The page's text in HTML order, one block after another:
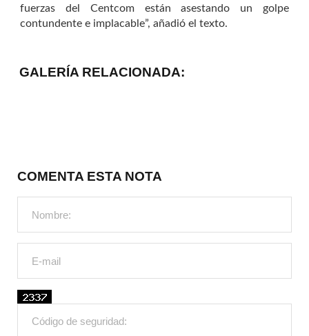
fuerzas del Centcom están asestando un golpe
contundente e implacable”, añadió el texto.
GALERÍA RELACIONADA:
COMENTA ESTA NOTA